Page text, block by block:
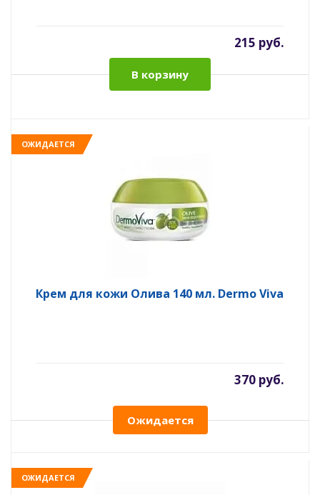
215 руб.
В корзину
ОЖИДАЕТСЯ
Крем для кожи Олива 140 мл. Dermo Viva
370 руб.
Ожидается
ОЖИДАЕТСЯ